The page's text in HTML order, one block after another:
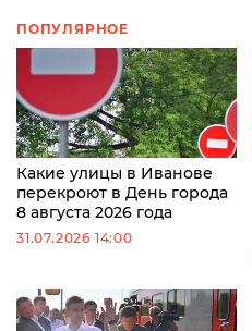
ПОПУЛЯРНОЕ
Какие улицы в Иванове
перекроют в День города
8 августа 2026 года
31.07.2026 14:00